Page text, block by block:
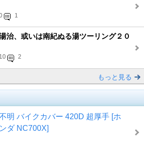
1
治、或いは南紀ぬる湯ツーリング２０
2
もっと見る
明 バイクカバー 420D 超厚手 [ホ
ンダ NC700X]